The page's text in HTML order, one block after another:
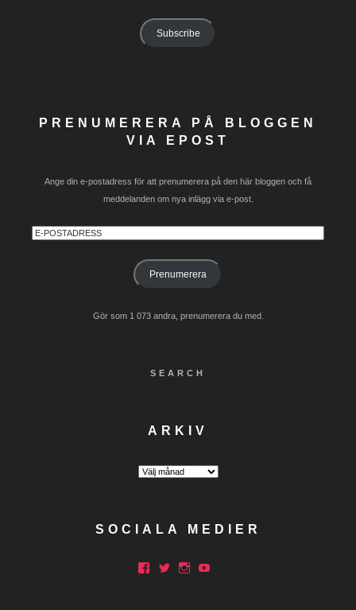
Subscribe
PRENUMERERA PÅ BLOGGEN
VIA EPOST
Ange din e-postadress för att prenumerera på den här bloggen och få
meddelanden om nya inlägg via e-post.
E-
Prenumerera
Gör som 1 073 andra, prenumerera du med.
SEARCH
ARKIV
Arkiv
SOCIALA MEDIER
Facebook
Twitter
Instagram